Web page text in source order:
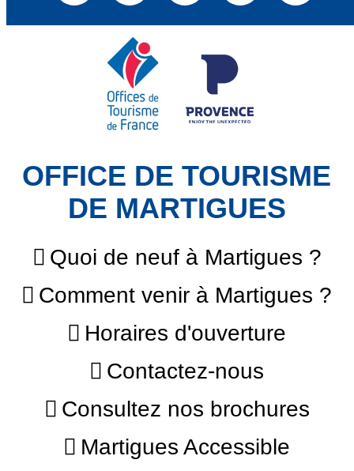
OFFICE DE TOURISME
DE MARTIGUES
Quoi de neuf à Martigues ?
Comment venir à Martigues ?
Horaires d'ouverture
Contactez-nous
Consultez nos brochures
Martigues Accessible